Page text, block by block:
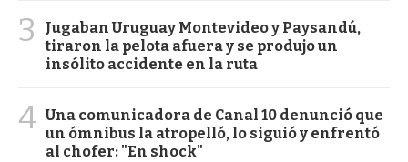
3
Jugaban Uruguay Montevideo y Paysandú,
tiraron la pelota afuera y se produjo un
insólito accidente en la ruta
4 Una comunicadora de Canal 10 denunció que
un ómnibus la atropelló, lo siguió y enfrentó
al chofer: "En shock"